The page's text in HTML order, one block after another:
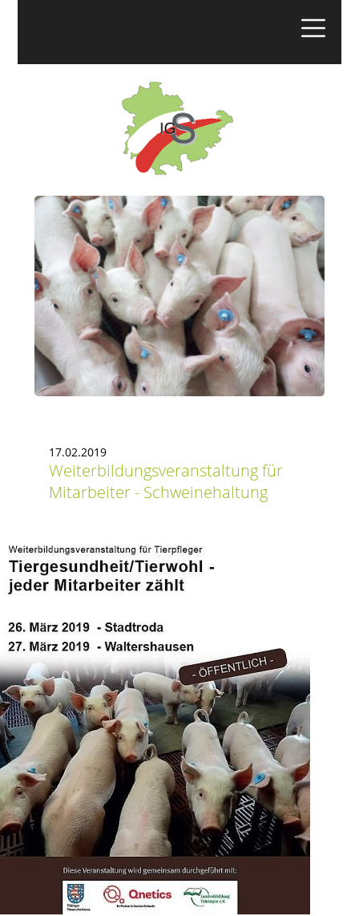
17.02.2019
Weiterbildungsveranstaltung für
Mitarbeiter - Schweinehaltung